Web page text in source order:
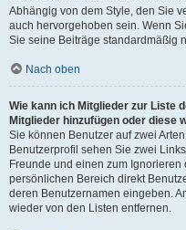
Abhängig von dem Style, den Sie
auch hervorgehoben sein. Wenn
Sie seine Beiträge standardmäßig
Nach oben
Wie kann ich Mitglieder zur Liste
Mitglieder hinzufügen oder diese
Sie können Benutzer auf zwei
Benutzerprofil sehen Sie zwei
Freunde und einen zum
persönlichen Bereich direkt
deren Benutzernamen eingeben.
wieder von den Listen entfernen.